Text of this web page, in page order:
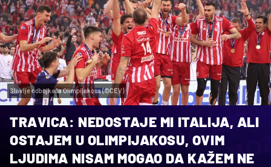
Slavlje odbojkaša Olimpijakosa (©CEV)
TRAVICA: NEDOSTAJE MI ITALIJA, ALI
OSTAJEM U OLIMPIJAKOSU, OVIM
LJUDIMA NISAM MOGAO DA KAŽEM NE